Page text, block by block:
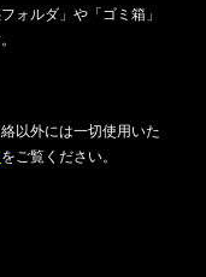
ォルダ」や「ゴミ箱」
以外には一切使用いた
をご覧ください。